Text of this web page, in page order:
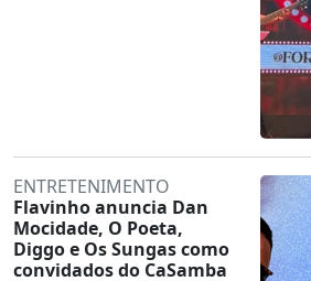
ENTRETENIMENTO
Flavinho anuncia Dan
Mocidade, O Poeta,
Diggo e Os Sungas como
convidados do CaSamba